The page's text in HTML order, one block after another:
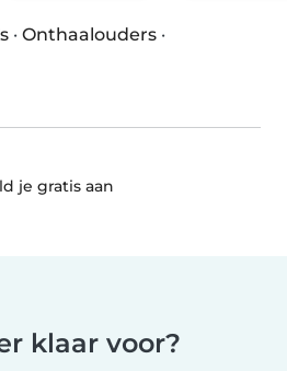
· Onthaalouders ·
je gratis aan
klaar voor?